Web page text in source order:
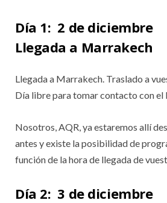
Día 1: 2 de diciembre
Llegada a Marrakech
Llegada a Marrakech. Traslado a
Día libre para tomar contacto con el
Nosotros, AQR, ya estaremos allí
antes y existe la posibilidad de
función de la hora de llegada de
Día 2: 3 de diciembre